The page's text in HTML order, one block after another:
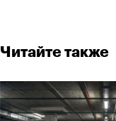
Читайте также